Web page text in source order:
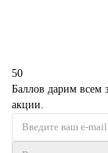
50
Баллов дарим всем
акции.